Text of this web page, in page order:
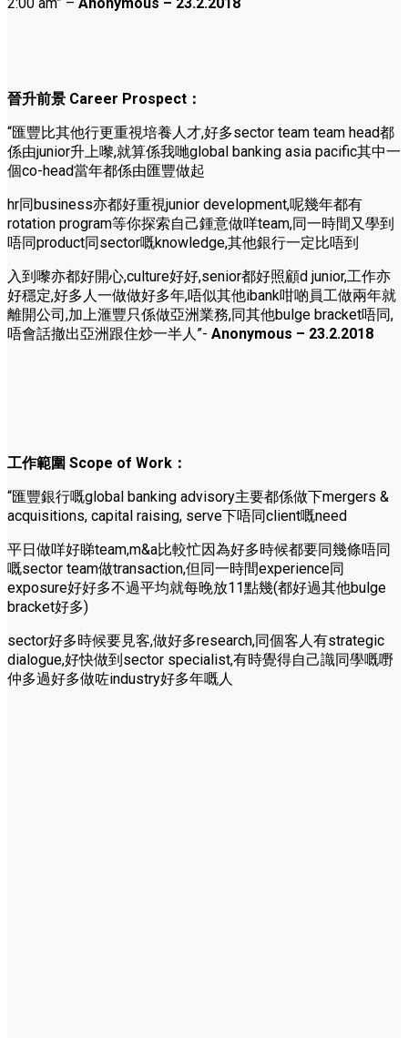
晉升前景 Career Prospect ：
“匯豐比其他行更重視培養人才,好多sector team team head都
係由junior升上嚟,就算係我哋global banking asia pacific其中一
個co-head當年都係由匯豐做起
hr同business亦都好重視junior development,呢幾年都有
rotation program等你探索自己鍾意做咩team,同一時間又學到
唔同product同sector嘅knowledge,其他銀行一定比唔到
入到嚟亦都好開心,culture好好,senior都好照顧d junior,工作亦
好穩定,好多人一做做好多年,唔似其他ibank咁啲員工做兩年就
離開公司,加上滙豐只係做亞洲業務,同其他bulge bracket唔同,
唔會話撤出亞洲跟住炒一半人”- Anonymous – 23.2.2018
工作範圍 Scope of Work ：
“匯豐銀行嘅global banking advisory主要都係做下mergers &
acquisitions, capital raising, serve下唔同client嘅need
平日做咩好睇team,m&a比較忙因為好多時候都要同幾條唔同
嘅sector team做transaction,但同一時間experience同
exposure好好多不過平均就每晚放11點幾(都好過其他bulge
bracket好多)
sector好多時候要見客,做好多research,同個客人有strategic
dialogue,好快做到sector specialist,有時覺得自己識同學嘅嘢
仲多過好多做咗industry好多年嘅人